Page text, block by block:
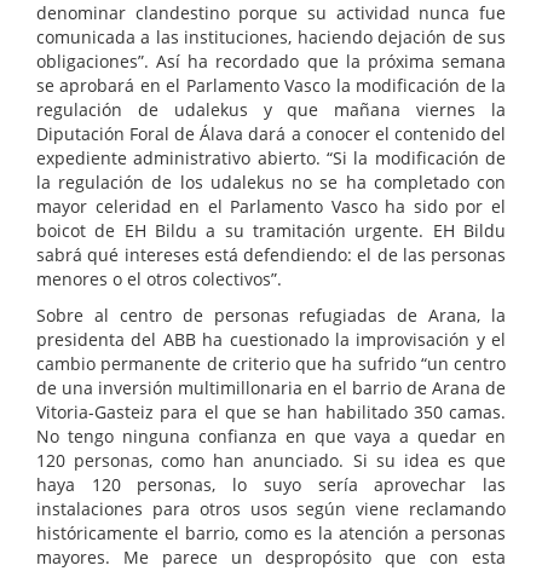
denominar clandestino porque su actividad nunca fue
comunicada a las instituciones, haciendo dejación de sus
obligaciones”. Así ha recordado que la próxima semana
se aprobará en el Parlamento Vasco la modificación de la
regulación de udalekus y que mañana viernes la
Diputación Foral de Álava dará a conocer el contenido del
expediente administrativo abierto. “Si la modificación de
la regulación de los udalekus no se ha completado con
mayor celeridad en el Parlamento Vasco ha sido por el
boicot de EH Bildu a su tramitación urgente. EH Bildu
sabrá qué intereses está defendiendo: el de las personas
menores o el otros colectivos”.
Sobre al centro de personas refugiadas de Arana, la
presidenta del ABB ha cuestionado la improvisación y el
cambio permanente de criterio que ha sufrido “un centro
de una inversión multimillonaria en el barrio de Arana de
Vitoria-Gasteiz para el que se han habilitado 350 camas.
No tengo ninguna confianza en que vaya a quedar en
120 personas, como han anunciado. Si su idea es que
haya 120 personas, lo suyo sería aprovechar las
instalaciones para otros usos según viene reclamando
históricamente el barrio, como es la atención a personas
mayores. Me parece un despropósito que con esta